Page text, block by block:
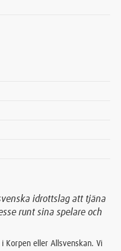
idrottslag att tjäna
runt sina spelare och
Korpen eller Allsvenskan. Vi